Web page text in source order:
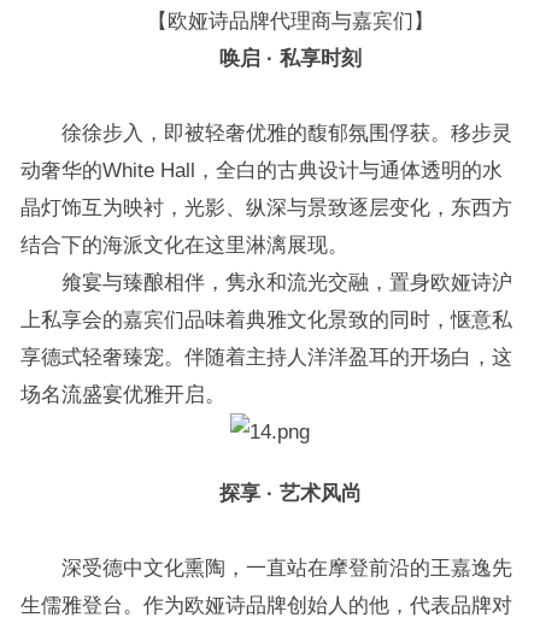
【欧娅诗品牌代理商与嘉宾们】
唤启 · 私享时刻
徐徐步入，即被轻奢优雅的馥郁氛围俘获。移步灵
动奢华的White Hall，全白的古典设计与通体透明的水
晶灯饰互为映衬，光影、纵深与景致逐层变化，东西方
结合下的海派文化在这里淋漓展现。
飨宴与臻酿相伴，隽永和流光交融，置身欧娅诗沪
上私享会的嘉宾们品味着典雅文化景致的同时，惬意私
享德式轻奢臻宠。伴随着主持人洋洋盈耳的开场白，这
场名流盛宴优雅开启。
探享 · 艺术风尚
深受德中文化熏陶，一直站在摩登前沿的王嘉逸先
生儒雅登台。作为欧娅诗品牌创始人的他，代表品牌对